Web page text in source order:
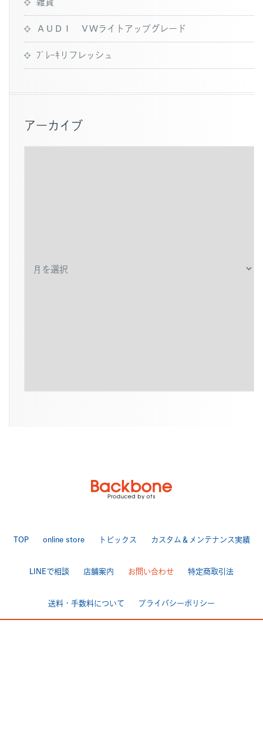
ＡＵＤＩ ＶＷライトアップグレード
ﾌﾞﾚｰｷリフレッシュ
アーカイブ
TOP online store トピックス カスタム＆メンテナンス実績
LINEで相談 店舗案内 お問い合わせ 特定商取引法
送料・手数料について プライバシーポリシー